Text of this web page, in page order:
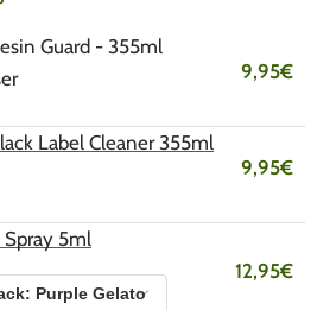
Guard - 355ml
9,95€
Label Cleaner 355ml
9,95€
Spray 5ml
12,95€